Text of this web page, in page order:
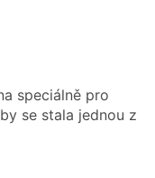
speciálně pro
se stala jednou z